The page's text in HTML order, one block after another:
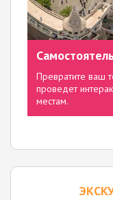
Превратите ваш
проведет
местам.